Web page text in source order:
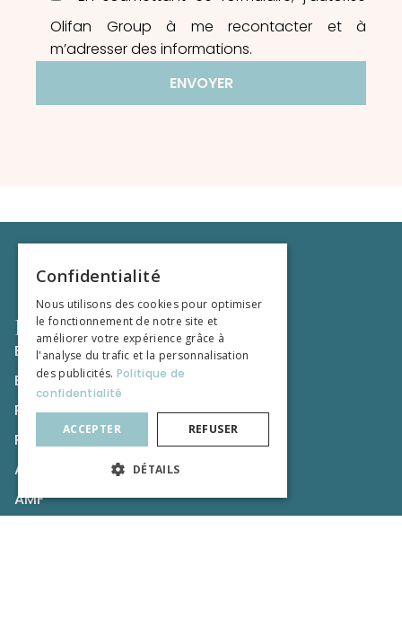
Olifan Group à me recontacter et à
m’adresser des informations.
Liens utiles
Espace Client
Espace Nouveau Client
Rejoindre Olifan Group
Recommandations
ACPR
AMF
Confidentialité
Nous utilisons des cookies pour optimiser
le fonctionnement de notre site et
améliorer votre expérience grâce à
l'analyse du trafic et la personnalisation
des publicités. Politique de
confidentialité
ACCEPTER REFUSER
DÉTAILS